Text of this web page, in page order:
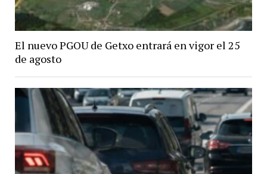
El nuevo PGOU de Getxo entrará en vigor el 25
de agosto